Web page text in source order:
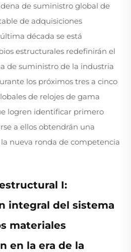
de suministro global de
de adquisiciones
década se está
estructurales redefinirán el
de suministro de la industria
los próximos tres a cinco
de relojes de gama
logren identificar primero
a ellos obtendrán una
nueva ronda de competencia
I:
integral del sistema
materiales
en la era de la